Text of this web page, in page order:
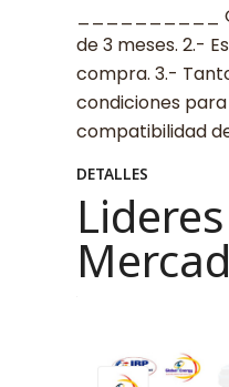
__________
de 3 meses. 2.-
compra. 3.-
condiciones
compatibilidad
DETALLES